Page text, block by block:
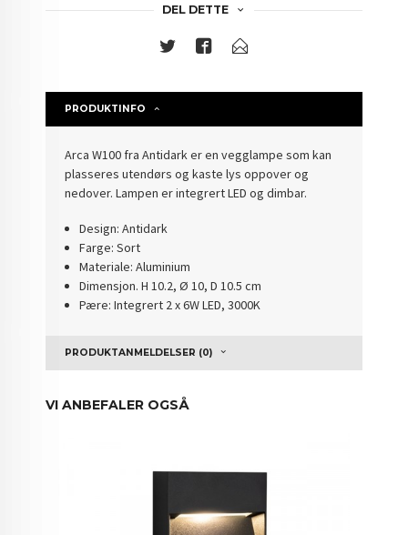
DEL DETTE
PRODUKTINFO
Arca W100 fra Antidark er en vegglampe som kan
plasseres utendørs og kaste lys oppover og
nedover. Lampen er integrert LED og dimbar.
Design: Antidark
Farge: Sort
Materiale: Aluminium
Dimensjon. H 10.2, Ø 10, D 10.5 cm
Pære: Integrert 2 x 6W LED, 3000K
PRODUKTANMELDELSER (0)
VI ANBEFALER OGSÅ